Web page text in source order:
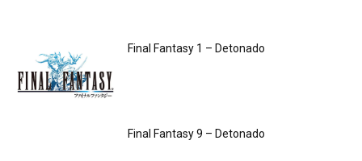
Final Fantasy 1 – Detonado
Final Fantasy 9 – Detonado